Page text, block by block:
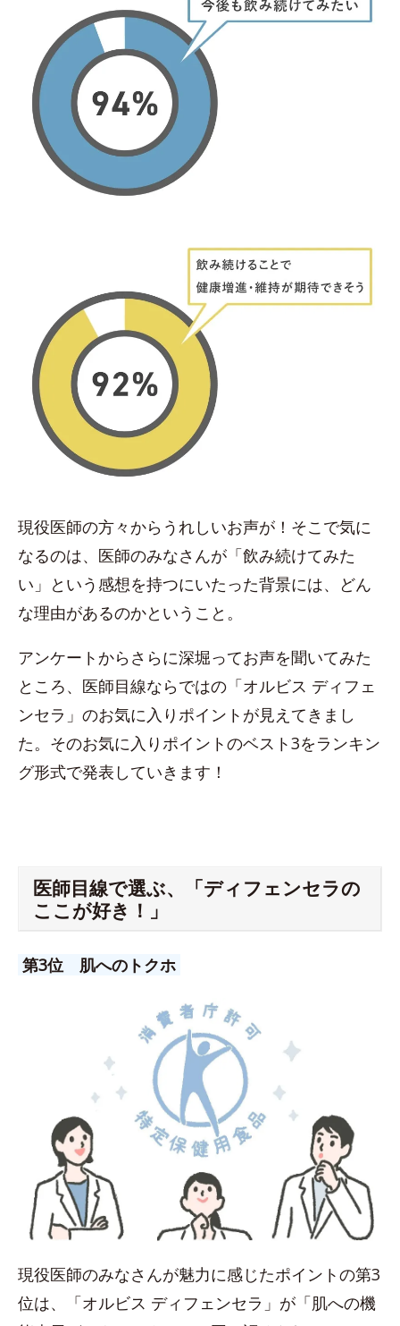
現役医師の方々からうれしいお声が！そこで気に
なるのは、医師のみなさんが「飲み続けてみた
い」という感想を持つにいたった背景には、どん
な理由があるのかということ。
アンケートからさらに深堀ってお声を聞いてみた
ところ、医師目線ならではの「オルビス ディフェ
ンセラ」のお気に入りポイントが見えてきまし
た。そのお気に入りポイントのベスト3をランキン
グ形式で発表していきます！
医師目線で選ぶ、「ディフェンセラの
ここが好き！」
第3位 肌へのトクホ
現役医師のみなさんが魅力に感じたポイントの第3
位は、「オルビス ディフェンセラ」が「肌への機